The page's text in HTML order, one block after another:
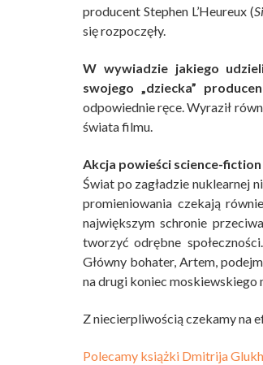
producent Stephen L’Heureux (
się rozpoczęły.
W wywiadzie jakiego
swojego „dziecka”
odpowiednie ręce. Wyraził
świata filmu.
Akcja powieści science-fiction
Świat po zagładzie nuklearnej
promieniowania czekają
największym schronie
tworzyć odrębne
Główny bohater, Artem,
na drugi koniec moskiewskiego
Z niecierpliwością czekamy na
Polecamy książki Dmitrija